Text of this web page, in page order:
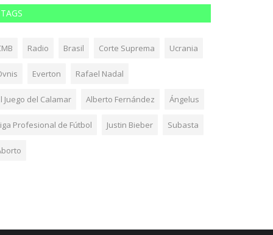
TAGS
Radio Brasil Corte Suprema Ucrania
Everton Rafael Nadal
Juego del Calamar Alberto Fernández Ángelus
Profesional de Fútbol Justin Bieber Subasta